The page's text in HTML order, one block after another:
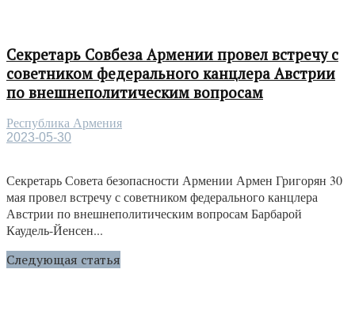
Секретарь Совбеза Армении провел встречу с
советником федерального канцлера Австрии
по внешнеполитическим вопросам
Республика Армения
2023-05-30
Секретарь Совета безопасности Армении Армен Григорян 30
мая провел встречу с советником федерального канцлера
Австрии по внешнеполитическим вопросам Барбарой
Каудель-Йенсен...
Следующая статья